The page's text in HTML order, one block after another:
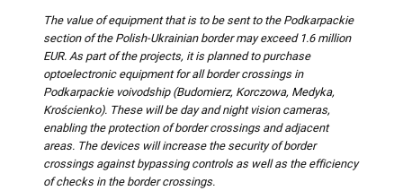
The value of equipment that is to be sent to the Podkarpackie
section of the Polish-Ukrainian border may exceed 1.6 million
EUR. As part of the projects, it is planned to purchase
optoelectronic equipment for all border crossings in
Podkarpackie voivodship (Budomierz, Korczowa, Medyka,
Krościenko). These will be day and night vision cameras,
enabling the protection of border crossings and adjacent
areas. The devices will increase the security of border
crossings against bypassing controls as well as the efficiency
of checks in the border crossings.